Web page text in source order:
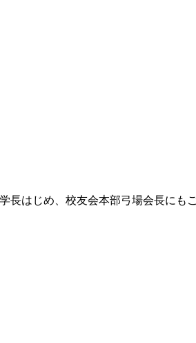
長はじめ、校友会本部弓場会長にも